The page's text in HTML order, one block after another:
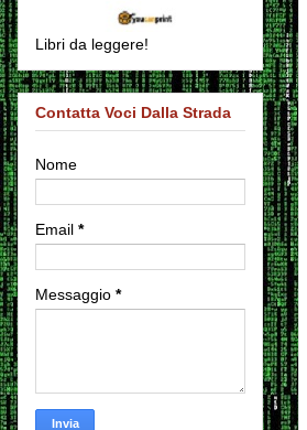
Libri da leggere!
Contatta Voci Dalla Strada
Nome
Email *
Messaggio *